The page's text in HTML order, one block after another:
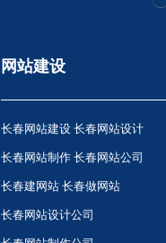
网站建设
长春网站建设 长春网站设计
长春网站制作 长春网站公司
长春建网站 长春做网站
长春网站设计公司